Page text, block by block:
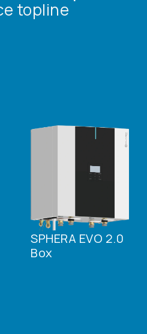
topline
SPHERA EVO 2.0
Box